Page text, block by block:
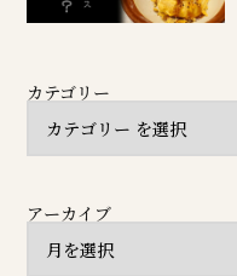
カテゴリー
アーカイブ